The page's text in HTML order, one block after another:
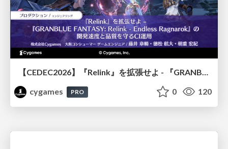
【CEDEC2026】『Relink』を拡張せよ - 『GRANBLUE FANTASY: Relink - Endless Ragnarok』の開発速度と品質を守るCI運用
cygames
PRO 0 120